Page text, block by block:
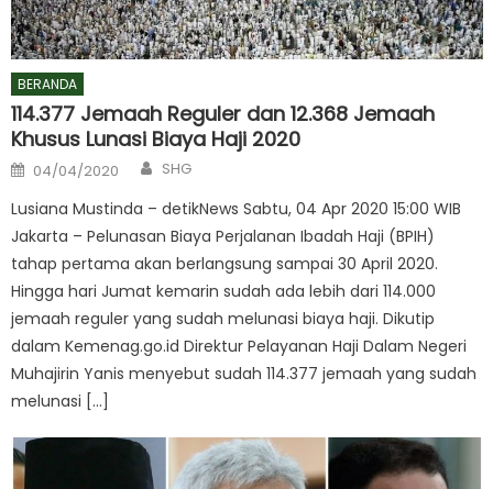
BERANDA
114.377 Jemaah Reguler dan 12.368 Jemaah
Khusus Lunasi Biaya Haji 2020
Posted
on
04/04/2020 Author
SHG
Lusiana Mustinda – detikNews Sabtu, 04 Apr 2020 15:00 WIB
Jakarta – Pelunasan Biaya Perjalanan Ibadah Haji (BPIH)
tahap pertama akan berlangsung sampai 30 April 2020.
Hingga hari Jumat kemarin sudah ada lebih dari 114.000
jemaah reguler yang sudah melunasi biaya haji. Dikutip
dalam Kemenag.go.id Direktur Pelayanan Haji Dalam Negeri
Muhajirin Yanis menyebut sudah 114.377 jemaah yang sudah
melunasi […]